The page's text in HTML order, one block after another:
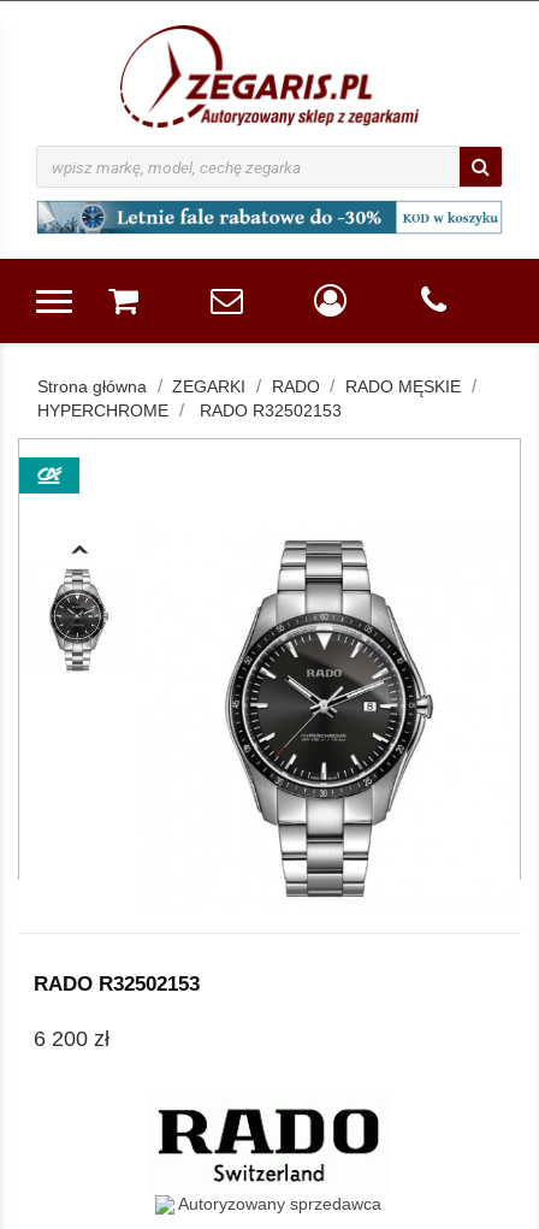
Strona główna ZEGARKI RADO
RADO MĘSKIE
HYPERCHROME
RADO R32502153
RADO R32502153
6 200 zł
Autoryzowany sprzedawca